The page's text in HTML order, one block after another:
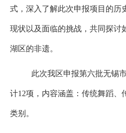
式，深入了解此次申报项目的历
现状以及面临的挑战，共同探讨
湖区的非遗。
此次我区申报第六批无锡
计12项，内容涵盖：传统舞蹈、
类别。